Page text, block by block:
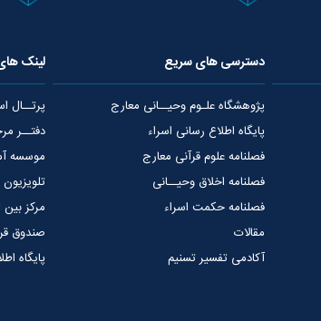
دسترسی های سریع
پژوهشگاه علـوم وحیــانی معارج
پایگاه اطلاع رسانی اسراء
فصلنامه علوم قرآنی معارج
فصلنامه اخلاق وحیــانی
فصلنامه حکمت اسراء
مقالات
آکادمی تفسیر تسنیم
لینک
پرتــال
دفتــر
موسسه
تلویزیون
مرکز بین
صندوق
پایگاه